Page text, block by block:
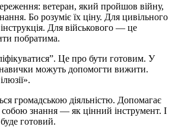
ветеран, який пройшов війну,
Бо розуміє їх ціну. Для цивільного
Для військового — це
побратима.
Це про бути готовим. У
можуть допомогти вижити.
громадською діяльністю. Допомагає
знання — як цінний інструмент. І
готовий.